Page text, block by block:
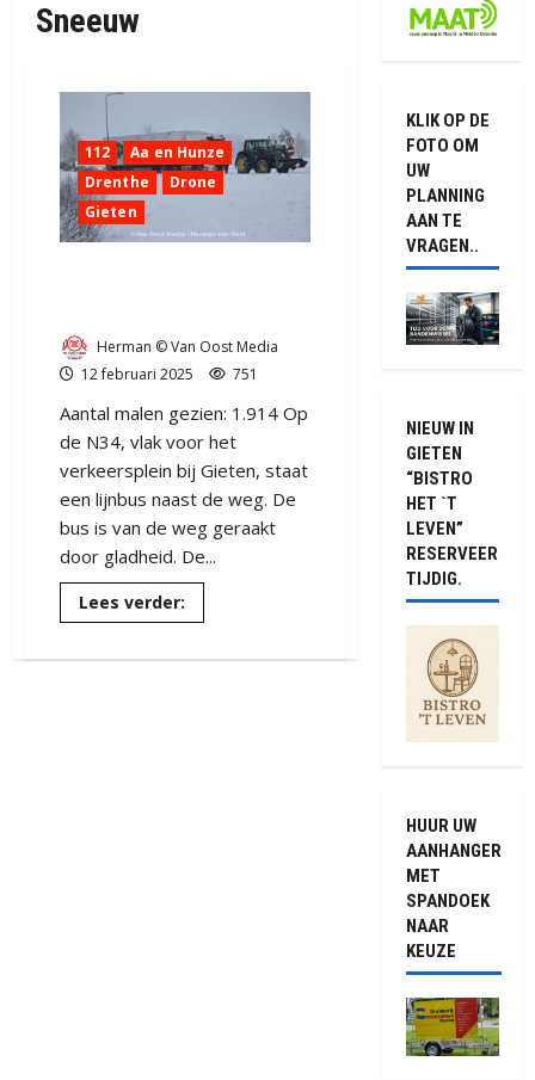
Sneeuw
112
Aa en Hunze
Drenthe
Drone
Gieten
Herman © Van Oost Media
12 februari 2025
751
Aantal malen gezien: 1.914 Op
de N34, vlak voor het
verkeersplein bij Gieten, staat
een lijnbus naast de weg. De
bus is van de weg geraakt
door gladheid. De...
Lees verder:
meer
infarct
KLIK OP DE
FOTO OM
UW
PLANNING
AAN TE
VRAGEN..
NIEUW IN
GIETEN
“BISTRO
HET `T
LEVEN”
RESERVEER
TIJDIG.
HUUR UW
AANHANGER
MET
SPANDOEK
NAAR
KEUZE